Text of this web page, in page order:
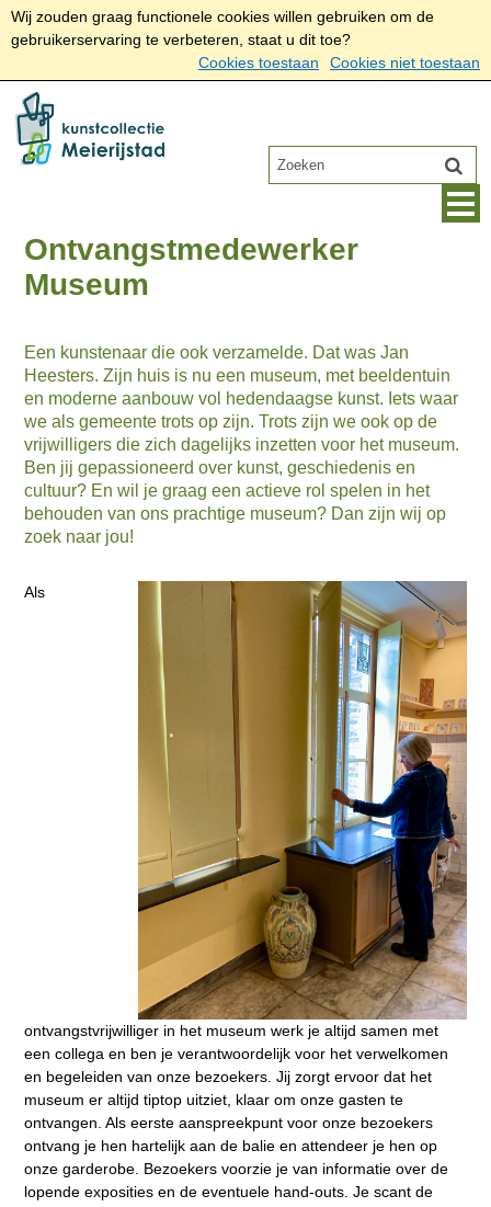
Wij zouden graag functionele cookies willen gebruiken om de
gebruikerservaring te verbeteren, staat u dit toe?
Cookies toestaan
Cookies niet toestaan
Ontvangstmedewerker
Museum
Een kunstenaar die ook verzamelde. Dat was Jan
Heesters. Zijn huis is nu een museum, met beeldentuin
en moderne aanbouw vol hedendaagse kunst. Iets waar
we als gemeente trots op zijn. Trots zijn we ook op de
vrijwilligers die zich dagelijks inzetten voor het museum.
Ben jij gepassioneerd over kunst, geschiedenis en
cultuur? En wil je graag een actieve rol spelen in het
behouden van ons prachtige museum? Dan zijn wij op
zoek naar jou!
Als
ontvangstvrijwilliger in het museum werk je altijd samen met
een collega en ben je verantwoordelijk voor het verwelkomen
en begeleiden van onze bezoekers. Jij zorgt ervoor dat het
museum er altijd tiptop uitziet, klaar om onze gasten te
ontvangen. Als eerste aanspreekpunt voor onze bezoekers
ontvang je hen hartelijk aan de balie en attendeer je hen op
onze garderobe. Bezoekers voorzie je van informatie over de
lopende exposities en de eventuele hand-outs. Je scant de